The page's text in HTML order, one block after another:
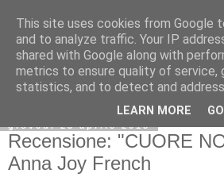
giovedì 23 aprile 2015
Recensione: "CUORE
Anna Joy French
This site uses cookies from Google
and to analyze traffic. Your IP
shared with Google along with
metrics to ensure quality of service,
statistics, and to detect and
LEARN MORE